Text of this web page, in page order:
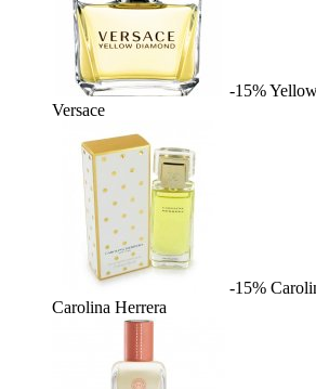
-15%
Versace
-15%
Carolina Herrera